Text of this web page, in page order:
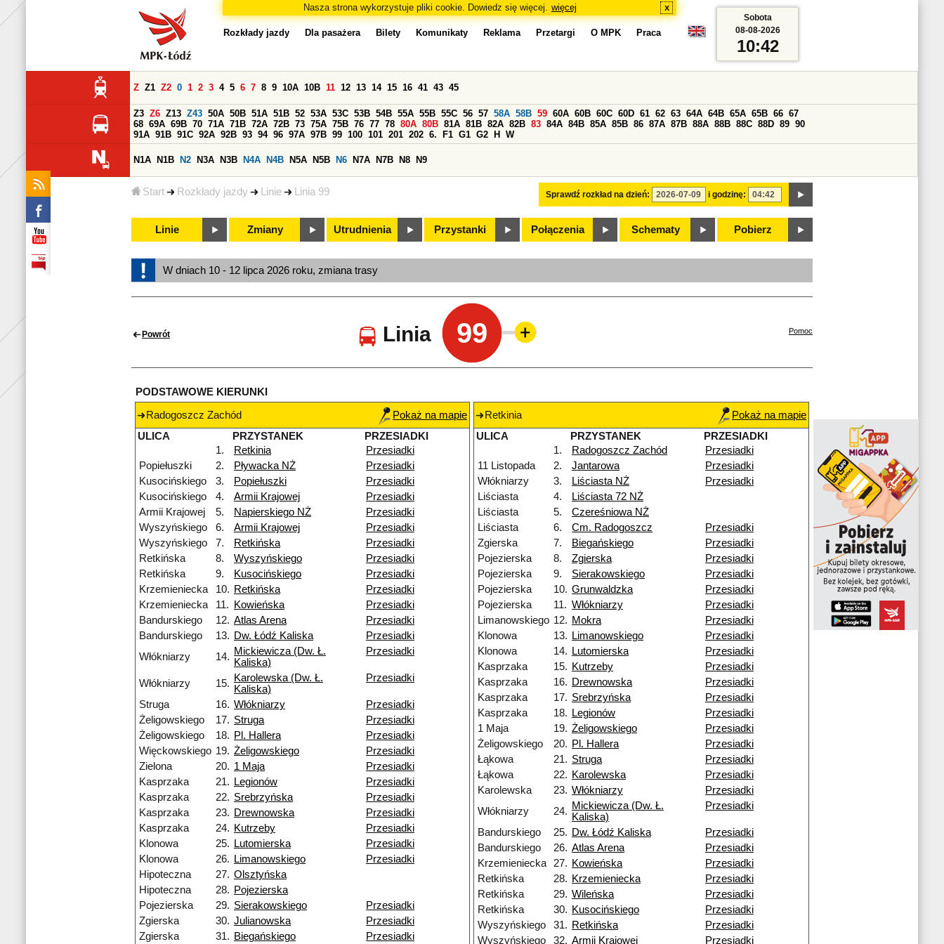
Nasza strona wykorzystuje pliki cookie. Dowiedz się więcej. więcej x
Start Rozkłady jazdy Linie Linia 99
Rozkłady jazdy Dla pasażera Bilety Komunikaty Reklama Przetargi O MPK Praca
Sprawdź rozkład na dzień: i godzinę:
Z Z1 Z2 0 1 2 3 4 5 6 7 8 9 10A 10B 11 12 13 14 15 16 41 43 45
Z3 Z6 Z13 Z43 50A 50B 51A 51B 52 53A 53C 53B 54B 55A 55B 55C 56 57 58A 58B 59 60A 60B 60C 60D 61 62 63 64A 64B 65A 65B 66 67
68 69A 69B 70 71A 71B 72A 72B 73 75A 75B 76 77 78 80A 80B 81A 81B 82A 82B 83 84A 84B 85A 85B 86 87A 87B 88A 88B 88C 88D 89 90
91A 91B 91C 92A 92B 93 94 96 97A 97B 99 100 101 201 202 6. F1 G1 G2 H W
N1A N1B N2 N3A N3B N4A N4B N5A N5B N6 N7A N7B N8 N9
Linie Zmiany Utrudnienia Przystanki Połączenia Schematy Pobierz
Sobota
08-08-2026
10:42
W dniach 10 - 12 lipca 2026 roku, zmiana trasy
Powrót Linia 99 Pomoc
PODSTAWOWE KIERUNKI
Radogoszcz Zachód
Pokaż na mapie
ULICA
PRZYSTANEK
PRZESIADKI
1.
Retkinia
Przesiadki
Popiełuszki
2. Pływacka NŻ
Przesiadki
Kusocińskiego
3. Popiełuszki
Przesiadki
Kusocińskiego
4. Armii Krajowej
Przesiadki
Armii Krajowej
5. Napierskiego NŻ
Przesiadki
Wyszyńskiego
6. Armii Krajowej
Przesiadki
Wyszyńskiego
7. Retkińska
Przesiadki
Retkińska
8. Wyszyńskiego
Przesiadki
Retkińska
9. Kusocińskiego
Przesiadki
Krzemieniecka
10. Retkińska
Przesiadki
Krzemieniecka
11. Kowieńska
Przesiadki
Bandurskiego
12. Atlas Arena
Przesiadki
Bandurskiego
13. Dw. Łódź Kaliska
Przesiadki
Włókniarzy
14. Mickiewicza (Dw. Ł.
Kaliska)
Przesiadki
Włókniarzy 15. Karolewska (Dw. Ł.
Kaliska)
Przesiadki
Struga 16. Włókniarzy
Przesiadki
Żeligowskiego
17. Struga
Przesiadki
Żeligowskiego
18. Pl. Hallera
Przesiadki
Więckowskiego 19. Żeligowskiego
Przesiadki
Zielona
20. 1 Maja
Przesiadki
Kasprzaka
21. Legionów
Przesiadki
Kasprzaka
22. Srebrzyńska
Przesiadki
Kasprzaka
23. Drewnowska
Przesiadki
Kasprzaka
24. Kutrzeby
Przesiadki
Klonowa
25. Lutomierska
Przesiadki
Klonowa
26. Limanowskiego
Przesiadki
Hipoteczna
27. Olsztyńska
Hipoteczna
28. Pojezierska
Pojezierska
29. Sierakowskiego
Przesiadki
Zgierska
30. Julianowska
Przesiadki
Zgierska
31. Biegańskiego Przesiadki
Retkinia
Pokaż na mapie
ULICA
PRZYSTANEK
PRZESIADKI
1.
Radogoszcz Zachód
Przesiadki
11 Listopada
2. Jantarowa
Przesiadki
Włókniarzy
3. Liściasta NŻ
Przesiadki
Liściasta
4.
Liściasta 72 NŻ
Liściasta
5.
Czereśniowa NŻ
Liściasta
6. Cm. Radogoszcz
Przesiadki
Zgierska
7. Biegańskiego
Przesiadki
Pojezierska
8. Zgierska
Przesiadki
Pojezierska
9. Sierakowskiego
Przesiadki
Pojezierska
10. Grunwaldzka
Przesiadki
Pojezierska
11. Włókniarzy
Przesiadki
Limanowskiego 12. Mokra
Przesiadki
Klonowa
13. Limanowskiego
Przesiadki
Klonowa
14. Lutomierska
Przesiadki
Kasprzaka
15. Kutrzeby
Przesiadki
Kasprzaka
16. Drewnowska
Przesiadki
Kasprzaka
17. Srebrzyńska
Przesiadki
Kasprzaka
18. Legionów
Przesiadki
1 Maja
19. Żeligowskiego
Przesiadki
Żeligowskiego
20. Pl. Hallera
Przesiadki
Łąkowa
21. Struga
Przesiadki
Łąkowa
22. Karolewska
Przesiadki
Karolewska
23. Włókniarzy
Przesiadki
Włókniarzy
24. Mickiewicza (Dw. Ł.
Kaliska)
Przesiadki
Bandurskiego 25. Dw. Łódź Kaliska
Przesiadki
Bandurskiego
26. Atlas Arena
Przesiadki
Krzemieniecka
27. Kowieńska
Przesiadki
Retkińska
28. Krzemieniecka
Przesiadki
Retkińska
29. Wileńska
Przesiadki
Retkińska
30. Kusocińskiego
Przesiadki
Wyszyńskiego
31. Retkińska
Przesiadki
Wyszyńskiego
32. Armii Krajowej Przesiadki